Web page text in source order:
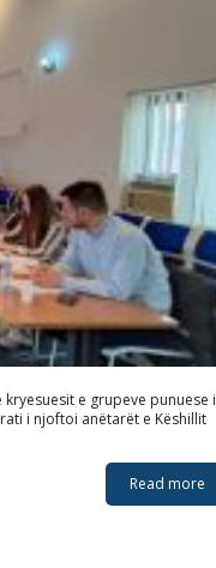
e grupeve punuese i
i njoftoi anëtarët e Këshillit
Read more